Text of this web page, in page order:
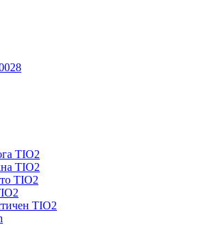
TIO2
TIO2
TIO2
TIO2